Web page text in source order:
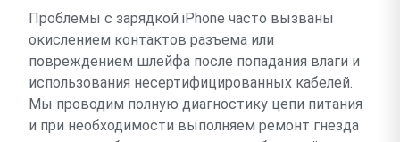
Проблемы с зарядкой iPhone часто вызваны
окислением контактов разъема или
повреждением шлейфа после попадания влаги и
использования несертифицированных кабелей.
Мы проводим полную диагностику цепи питания
и при необходимости выполняем ремонт гнезда